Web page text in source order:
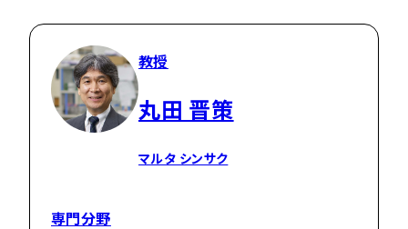
教授
丸田 晋策
マルタ シンサク
専門分野